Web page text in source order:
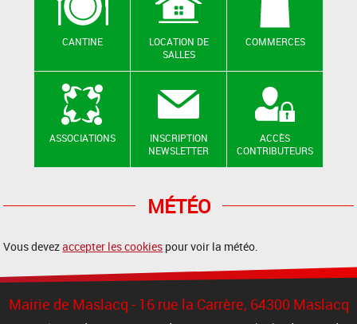
CANTINE
LOCATION DE
SALLES
COMMERCES
ASSOCIATIONS
INSCRIPTION
NEWSLETTER
ACCÈS
CONTRIBUTEURS
MÉTÉO
Vous devezaccepter les cookies pour voir la météo.
Mairie de Maslacq - 16 rue la Carrère, 64300 Maslacq